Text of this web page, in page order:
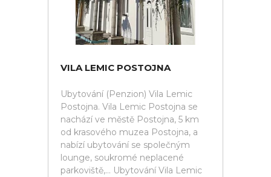
VILA LEMIC POSTOJNA
Ubytování (Penzion) Vila Lemic
Postojna. Vila Lemic Postojna se
nachází ve městě Postojna, 5 km
od krasového muzea Postojna, a
nabízí ubytování se společným
lounge, soukromé neplacené
parkoviště,... Ubytování Vila Lemic